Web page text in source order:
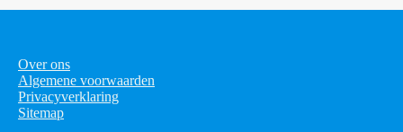
Over ons
Algemene voorwaarden
Privacyverklaring
Sitemap